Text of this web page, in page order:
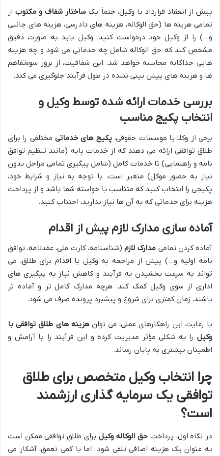
پیش از انعقاد قرارداد با وکیل، حتماً یک ساختار شفاف و مکتوباز
تمامی هزینه ها (حق الوکاله، هزینه های دادرسی، هزینه های جانبی
و…) را از وکیل خود درخواست کنید. وکیل باید به صورت دقیق
مشخص کند که حق الوکاله شامل چه خدماتی می شود و چه هزینه
هایی جداگانه محاسبه خواهد شد. این شفافیت، از بروز سوءتفاهم
ها و هزینه های پیش بینی نشده در طول فرآیند جلوگیری می کند.
بررسی خدمات ارائه شده توسط وکیل و
انتخاب پکیج مناسب
برخی از وکلا یا موسسات حقوقی،پکیج های خدماتیمختلفی را برای
طلاق توافقی ارائه می دهند که از خدمات پایه (مانند تنظیم توافق
نامه و راهنمایی) تا خدمات کامل (شامل پیگیری تمامی مراحل بدون
نیاز به حضور موکل) متغیر است. با توجه به نیاز و شرایط خود،
پکیجی را انتخاب کنید که متناسب با خواسته شما باشد و از پرداخت
هزینه برای خدماتی که به آن ها نیاز ندارید، اجتناب کنید.
آماده سازی مدارک لازم پیش از اقدام
آماده کردن تمامی مدارک لازم(شناسنامه، کارت ملی، عقدنامه، توافق
نامه اولیه و…) پیش از مراجعه به وکیل یا اقدام برای طلاق، می
تواند به سرعت بخشیدن به فرآیند و کاهش نیاز به پیگیری های
اداری از سوی وکیل کمک کند. هرچه مدارک کامل تر و آماده تر
باشند، زمان کمتری برای شروع و پیشبرد پرونده صرف می شود.
با رعایت این راهکارهای عملی، می توانهزینه های طلاق توافقی با
وکیل را به شکلی مؤثر مدیریت کرده و این فرآیند را با آرامش و
اطمینان بیشتری به پایان رساند.
چرا انتخاب وکیل متخصص برای طلاق
توافقی یک سرمایه گذاری ارزشمند
است؟
در نگاه اول، پرداخت حق الوکاله وکیل برای طلاق توافقی ممکن است
به عنوان یک هزینه اضافی تلقی شود. اما با کمی تعمق، آشکار می